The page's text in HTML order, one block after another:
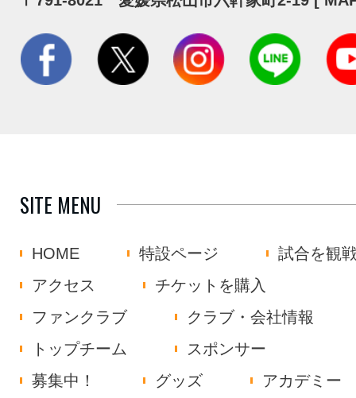
SITE MENU
HOME 特設ページ
試合を観
アクセス
チケットを購入
ファンクラブ
クラブ・会社情報
トップチーム
スポンサー
募集中！
グッズ
アカデミー